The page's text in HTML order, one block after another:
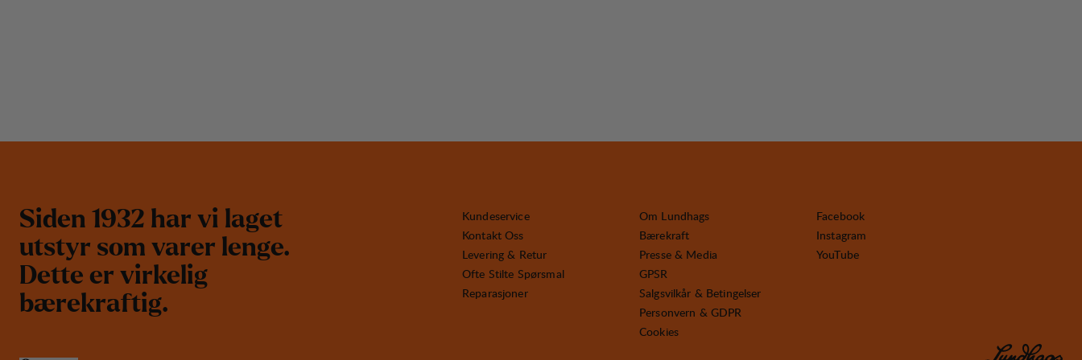
Siden 1932 har vi laget
utstyr som varer lenge.
Dette er virkelig
bærekraftig.
Kundeservice
Kontakt Oss
Levering & Retur
Ofte Stilte Spørsmal
Reparasjoner
Om Lundhags
Bærekraft
Presse & Media
GPSR
Salgsvilkår & Betingelser
Personvern & GDPR
Cookies
Facebook
Instagram
YouTube